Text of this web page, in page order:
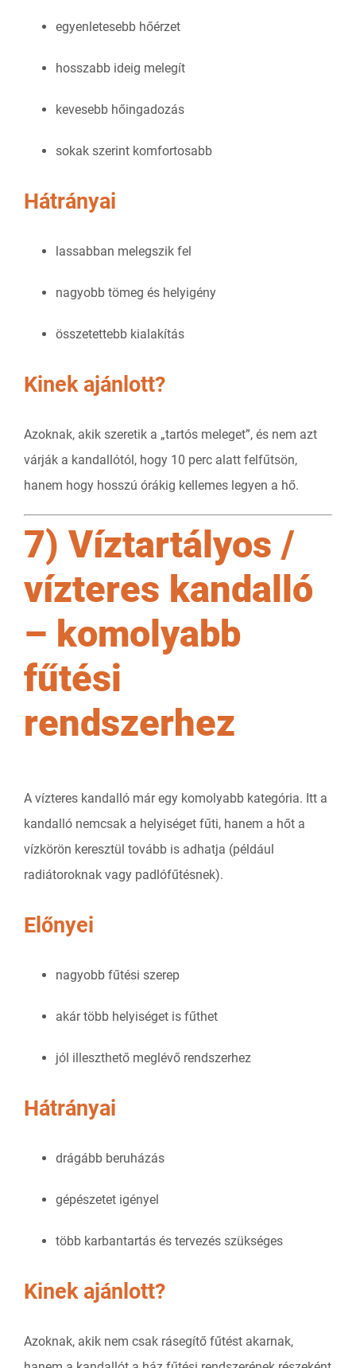
egyenletesebb hőérzet
hosszabb ideig melegít
kevesebb hőingadozás
sokak szerint komfortosabb
Hátrányai
lassabban melegszik fel
nagyobb tömeg és helyigény
összetettebb kialakítás
Kinek ajánlott?
Azoknak, akik szeretik a „tartós meleget”, és nem azt
várják a kandallótól, hogy 10 perc alatt felfűtsön,
hanem hogy hosszú órákig kellemes legyen a hő.
7) Víztartályos /
vízteres kandalló
– komolyabb
fűtési
rendszerhez
A vízteres kandalló már egy komolyabb kategória. Itt a
kandalló nemcsak a helyiséget fűti, hanem a hőt a
vízkörön keresztül tovább is adhatja (például
radiátoroknak vagy padlófűtésnek).
Előnyei
nagyobb fűtési szerep
akár több helyiséget is fűthet
jól illeszthető meglévő rendszerhez
Hátrányai
drágább beruházás
gépészetet igényel
több karbantartás és tervezés szükséges
Kinek ajánlott?
Azoknak, akik nem csak rásegítő fűtést akarnak,